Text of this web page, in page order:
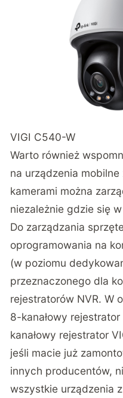
VIGI C540-W
Warto również
na urządzenia
kamerami można
niezależnie gdzie się
Do zarządzania
oprogramowania na
(w poziomu
przeznaczonego dla
rejestratorów NVR. W
8-kanałowy
kanałowy rejestrator
jeśli macie już
innych producentów,
wszystkie urządzenia